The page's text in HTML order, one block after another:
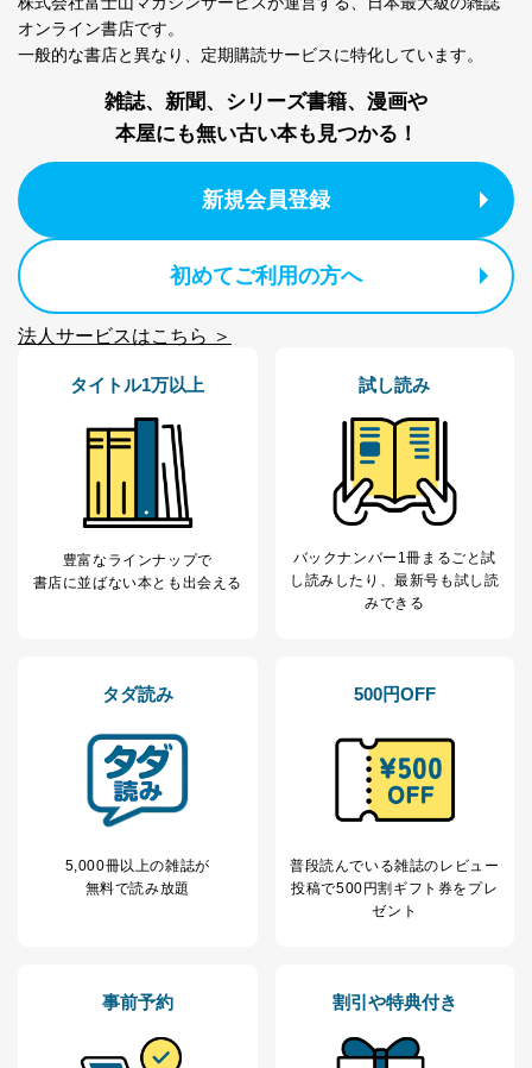
改訂：2025年2月20日
制定：2005年4月1日
株式会社富士山マガジンサービス
個人情報の取扱いについて
１．個人情報保護管理者
当社は以下の個人情報保護管理者を設置し、個人情報保
代表取締役会長 西野 伸一郎
田 嘉也
２．利用目的
当社が取り扱う開示対象個人情報の利用目的は次のとお
No
個人情報の種類
購入商品の配送のため
商品代金回収のため
ｅメール等による商品、サービ
閲覧履歴や購買履歴等の情報を分
応じた新商品・サービスに関する
当社にお問合わせ
いただいた方の個
人情報
お問い合わせ対応、トラブル対
処、オペレーター教育など応対品
の確認のため
ｅメール等によるカスタマーQ＆A
サイトのサービス内容のご案内の
採用応募者の方の
個人情報
採用選考、ご連絡のため
オンライン書店です。
一般的な書店と異なり、 定期購読サービスに特化しています。
雑誌、新聞、シリーズ書籍、漫画や
本屋にも無い古い本も見つかる！
新規会員登録
初めてご利用の方へ
法人サービスはこちら ＞
タイトル1万以上
豊富なラインナップで
書店に並ばない本とも出会える
試し読み
バックナンバー1冊まるごと試
し読み したり、最新号も試し読
みできる
タダ読み
5,000冊以上の雑誌が
無料で読み放題
500円OFF
普段読んでいる雑誌のレビュー
投稿で500円割ギフト券をプレ
ゼント
事前予約 割引や特典付き